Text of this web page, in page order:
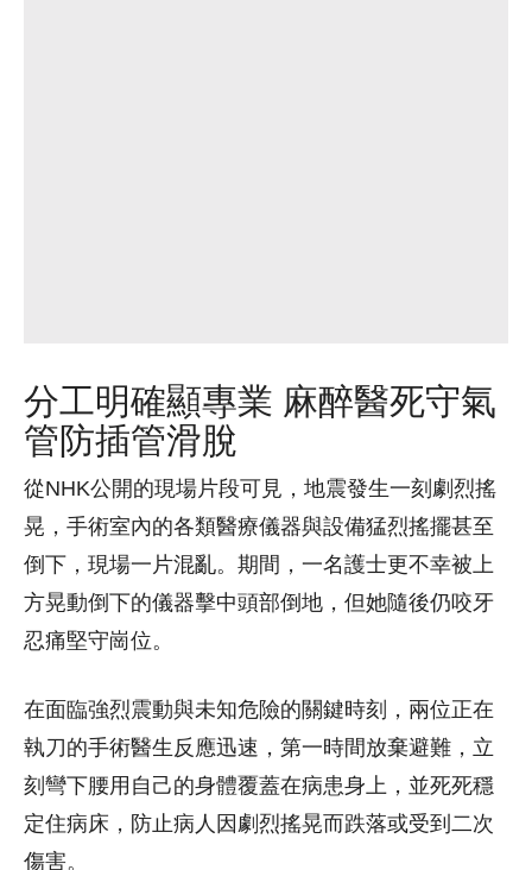
分工明確顯專業 麻醉醫死守氣
管防插管滑脫
從NHK公開的現場片段可見，地震發生一刻劇烈搖
晃，手術室內的各類醫療儀器與設備猛烈搖擺甚至
倒下，現場一片混亂。期間，一名護士更不幸被上
方晃動倒下的儀器擊中頭部倒地，但她隨後仍咬牙
忍痛堅守崗位。
在面臨強烈震動與未知危險的關鍵時刻，兩位正在
執刀的手術醫生反應迅速，第一時間放棄避難，立
刻彎下腰用自己的身體覆蓋在病患身上，並死死穩
定住病床，防止病人因劇烈搖晃而跌落或受到二次
傷害。